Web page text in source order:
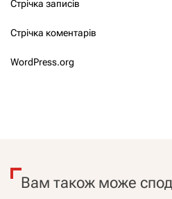
Стрічка записів
Стрічка коментарів
WordPress.org
Вам також може